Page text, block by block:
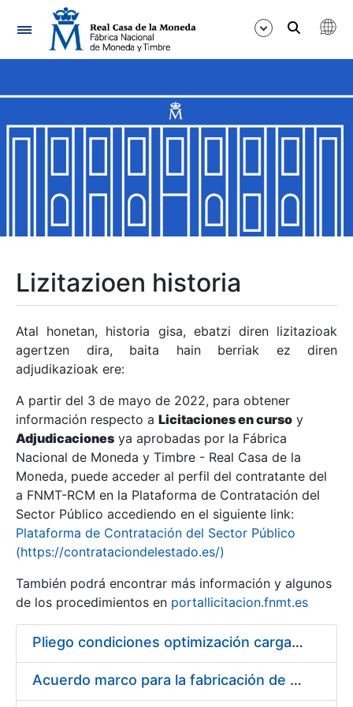
Nabigazioa
Erakutsi/Ezkutatu
Erakutsi/Ezkutatu
Erakutsi/Ezkutatu
Erakutsi/Ezkutatu
Erakutsi/Ezkutatu
Erakutsi/Ezkutatu
Erakutsi/Ezkutatu
Erakutsi/Ezkutatu
Lizitazioen historia
Atal honetan, historia gisa, ebatzi diren lizitazioak
agertzen dira, baita hain berriak ez diren
adjudikazioak ere:
A partir del 3 de mayo de 2022, para obtener
información respecto a Licitaciones en curso y
Adjudicaciones ya aprobadas por la Fábrica
Nacional de Moneda y Timbre - Real Casa de la
Moneda, puede acceder al perfil del contratante del
a FNMT-RCM en la Plataforma de Contratación del
Sector Público accediendo en el siguiente link:
Plataforma de Contratación del Sector Público
(https://contrataciondelestado.es/)
También podrá encontrar más información y algunos
de los procedimientos en portallicitacion.fnmt.es
Pliego condiciones optimización cargas compras firmado
Acuerdo marco para la fabricación de piezas